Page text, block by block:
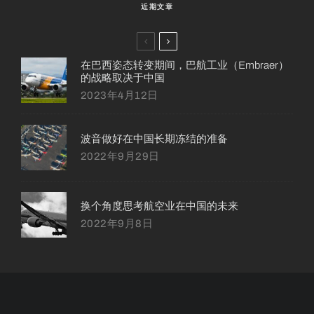
近期文章
在巴西姿态转变期间，巴航工业（Embraer）
的战略取决于中国
2023年4月12日
波音做好在中国长期冻结的准备
2022年9月29日
换个角度思考航空业在中国的未来
2022年9月8日